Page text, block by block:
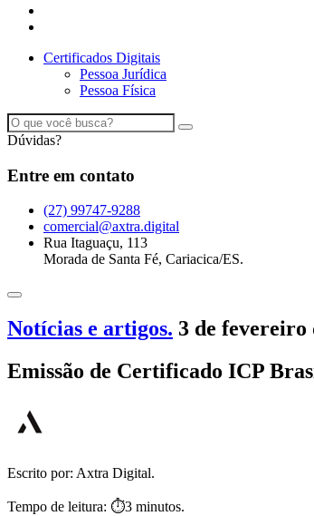
Certificados Digitais
Pessoa Jurídica
Pessoa Física
Dúvidas?
Entre em contato
(27) 99747-9288
comercial@axtra.digital
Rua Itaguaçu, 113
Morada de Santa Fé, Cariacica/ES.
Notícias e artigos. 3 de fevereiro
Emissão de Certificado ICP
Escrito por: Axtra Digital.
Tempo de leitura: ⏱️3 minutos.